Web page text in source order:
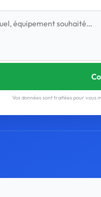
Vos données sont traitées pour vous